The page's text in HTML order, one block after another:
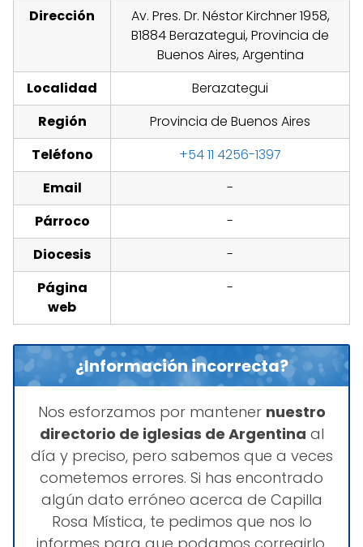
Dirección
Av. Pres. Dr. Néstor Kirchner 1958,
B1884 Berazategui, Provincia de
Buenos Aires, Argentina
Localidad
Berazategui
Región
Provincia de Buenos Aires
Teléfono
+54 11 4256-1397
Email
-
Párroco
-
Diocesis
-
Página
web
-
¿Información incorrecta?
Nos esforzamos por mantener nuestro
directorio de iglesias de Argentina al
día y preciso, pero sabemos que a veces
cometemos errores. Si has encontrado
algún dato erróneo acerca de Capilla
Rosa Mística, te pedimos que nos lo